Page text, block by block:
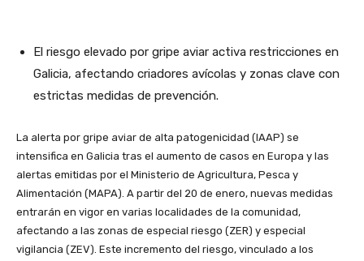
El riesgo elevado por gripe aviar activa restricciones en
Galicia, afectando criadores avícolas y zonas clave con
estrictas medidas de prevención.
La alerta por gripe aviar de alta patogenicidad (IAAP) se
intensifica en Galicia tras el aumento de casos en Europa y las
alertas emitidas por el Ministerio de Agricultura, Pesca y
Alimentación (MAPA). A partir del 20 de enero, nuevas medidas
entrarán en vigor en varias localidades de la comunidad,
afectando a las zonas de especial riesgo (ZER) y especial
vigilancia (ZEV). Este incremento del riesgo, vinculado a los